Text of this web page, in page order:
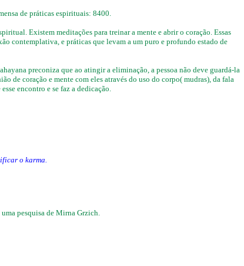
de práticas espirituais: 8400.
Existem meditações para treinar a mente e abrir o coração. Essas
contemplativa, e práticas que levam a um puro e profundo estado de
preconiza que ao atingir a eliminação, a pessoa não deve guardá-la
de coração e mente com eles através do uso do corpo( mudras), da fala
encontro e se faz a dedicação.
o karma.
pesquisa de Mirna Grzich.